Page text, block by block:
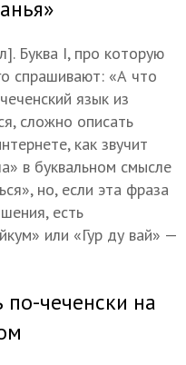
Буква I, про которую
спрашивают: «А что
язык из
сложно описать
как звучит
в буквальном смысле
но, если эта фраза
есть
или «Гур ду вай» —
по-чеченски на